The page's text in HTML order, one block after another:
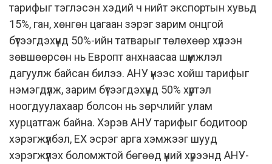
тарифыг тэглэсэн хэдий ч нийт экспортын хувьд
15%, ган, хөнгөн цагаан зэрэг зарим онцгой
бүтээгдэхүүнд 50%-ийн татварыг төлөхөөр хүлээн
зөвшөөрсөн нь Европт анхнаасаа шүүмжлэл
дагуулж байсан билээ. АНУ үүнээс хойш тарифыг
нэмэгдүүлж, зарим бүтээгдэхүүнд 50% хүртэл
ноогдуулахаар болсон нь зөрчлийг улам
хурцатгаж байна. Хэрэв АНУ тарифыг бодитоор
хэрэгжүүлбэл, ЕХ эсрэг арга хэмжээг шууд
хэрэгжүүлэх боломжтой бөгөөд үүний хүрээнд АНУ-